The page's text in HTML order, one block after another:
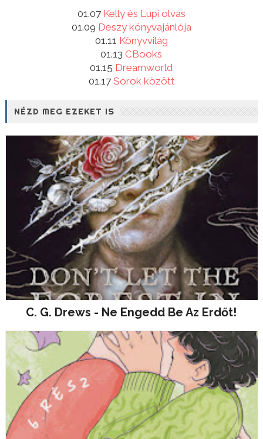
01.07 Kelly és Lupi olvas
01.09 Deszy könyvajánlója
01.11 Könyvvilág
01.13CBooks
01.15 Dreamworld
01.17Sorok között
NÉZD MEG EZEKET IS
C. G. Drews - Ne Engedd Be Az Erdőt!